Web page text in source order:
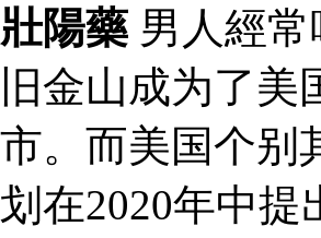
壯陽藥 男人經
旧金山成为了
市。而美国个别
划在2020年中